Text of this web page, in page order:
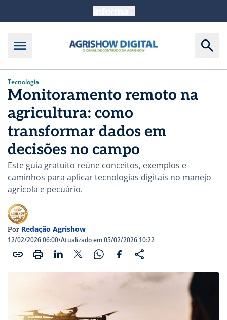
Tecnologia
Monitoramento remoto na
agricultura: como
transformar dados em
decisões no campo
Este guia gratuito reúne conceitos, exemplos e
caminhos para aplicar tecnologias digitais no manejo
agrícola e pecuário.
Por Redação Agrishow
12/02/2026 06:00•Atualizado em 05/02/2026 10:22